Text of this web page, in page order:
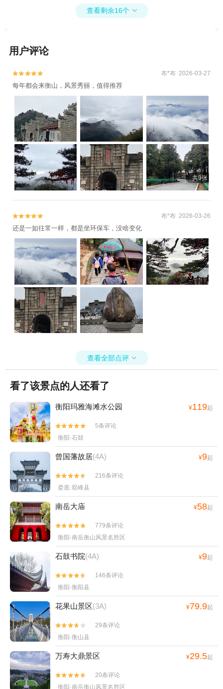
查看剩余16个 
用户评论

 布*布 2026-03-27
每年都会来衡山，风景秀丽，值得推荐
共9张

 布*布 2026-03-26
还是一如往常一样，都是坐环保车，没啥变化
查看全部点评 
看了该景点的人还看了
衡阳玛雅海滩水公园 ¥119起


5条评论
衡阳·石鼓
曾国藩故居(4A) ¥9起


216条评论
娄底·双峰县
南岳大庙 ¥58起


779条评论
衡阳·南岳衡山风景名胜区
石鼓书院(4A) ¥9起


146条评论
衡阳·衡阳县
花果山景区(3A) ¥79.9起


29条评论
衡阳·衡山县
万寿大鼎景区 ¥29.5起


20条评论
衡阳·南岳衡山风景名胜区